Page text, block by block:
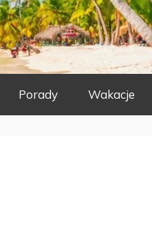
Porady Wakacje